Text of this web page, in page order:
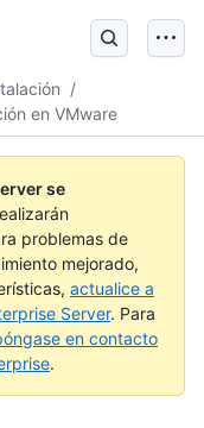
/
en VMware
se
problemas de
mejorado,
actualice a
Server. Para
en contacto
.